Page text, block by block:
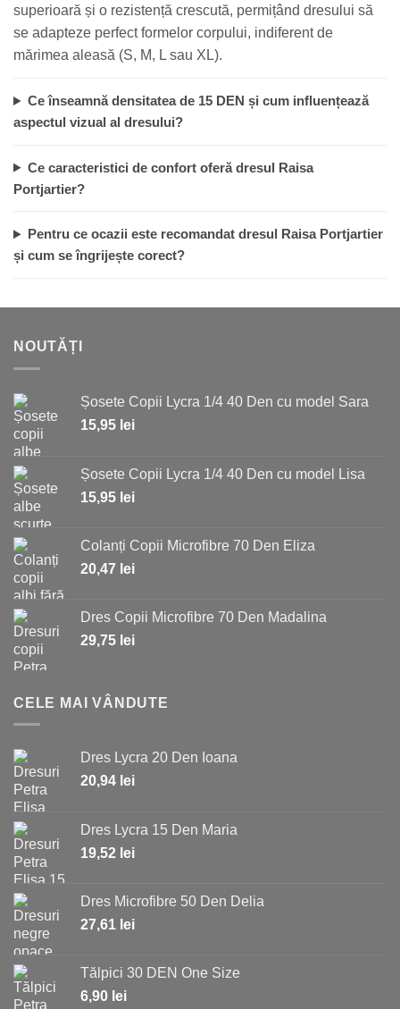
superioară și o rezistență crescută, permițând dresului să
se adapteze perfect formelor corpului, indiferent de
mărimea aleasă (S, M, L sau XL).
Ce înseamnă densitatea de 15 DEN și cum influențează
aspectul vizual al dresului?
Ce caracteristici de confort oferă dresul Raisa
Portjartier?
Pentru ce ocazii este recomandat dresul Raisa Portjartier
și cum se îngrijește corect?
NOUTĂȚI
Șosete Copii Lycra 1/4 40 Den cu model Sara
15,95 lei
Șosete Copii Lycra 1/4 40 Den cu model Lisa
15,95 lei
Colanți Copii Microfibre 70 Den Eliza
20,47 lei
Dres Copii Microfibre 70 Den Madalina
29,75 lei
CELE MAI VÂNDUTE
Dres Lycra 20 Den Ioana
20,94 lei
Dres Lycra 15 Den Maria
19,52 lei
Dres Microfibre 50 Den Delia
27,61 lei
Tălpici 30 DEN One Size
6,90 lei